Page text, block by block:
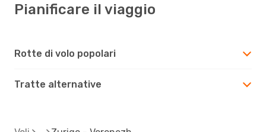
Pianificare il viaggio
Rotte di volo popolari
Tratte alternative